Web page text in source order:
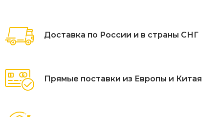
Доставка по России и в страны СНГ
Прямые поставки из Европы и Китая